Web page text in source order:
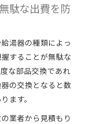
駄な出費を防
湯器の種類によっ
することが無駄な
な部品交換であれ
の交換となると数
ます。
業者から見積もり